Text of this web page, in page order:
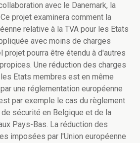
avec le Danemark, la
projet examinera comment la
relative à la TVA pour les Etats
avec moins de charges
projet pourra être étendu à d'autres
Une réduction des charges
Etats membres est en même
une réglementation européenne
par exemple le cas du règlement
sécurité en Belgique et de la
Pays-Bas. La réduction des
imposées par l'Union européenne